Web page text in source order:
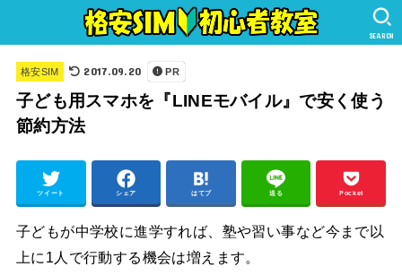
SEARCH
格安SIM 2017.09.20 PR
子ども用スマホを『LINEモバイル』で安く使う
節約方法
ツイート シェア はてブ 送る Pocket
子どもが中学校に進学すれば、塾や習い事など今まで以
上に1人で行動する機会は増えます。